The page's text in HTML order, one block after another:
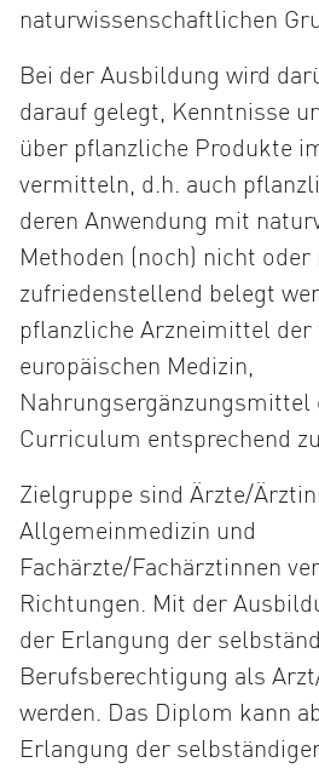
naturwissenschaftlichen
Bei der Ausbildung wird
darauf gelegt, Kenntnisse
über pflanzliche Produkte
vermitteln, d.h. auch
deren Anwendung mit
Methoden (noch) nicht oder
zufriedenstellend belegt
pflanzliche Arzneimittel
europäischen Medizin,
Nahrungsergänzungsmittel
Curriculum entsprechend
Zielgruppe sind Ärzte/
Allgemeinmedizin und
Fachärzte/Fachärztinnen
Richtungen. Mit der
der Erlangung der
Berufsberechtigung als
werden. Das Diplom kann
Erlangung der